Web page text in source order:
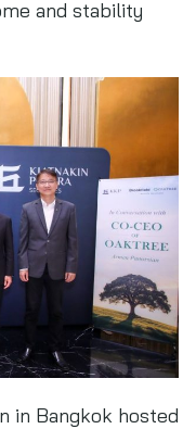
and stability
in Bangkok hosted